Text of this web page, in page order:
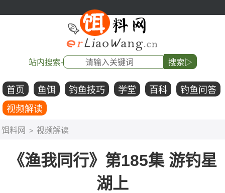
站内搜索- 搜索▷
首页 鱼饵 钓鱼技巧 学堂 百科
钓鱼问答
视频解读
饵料网 > 视频解读
《渔我同行》第185集 游钓星
湖上